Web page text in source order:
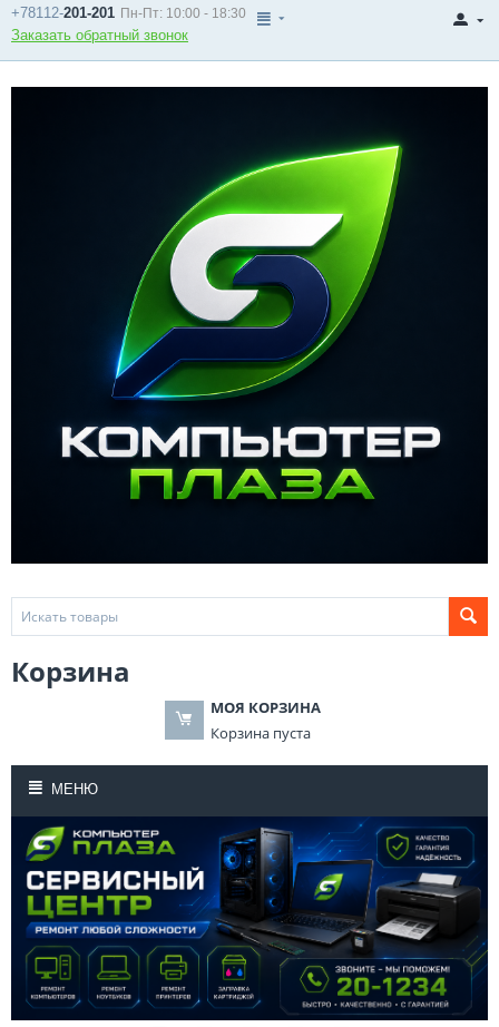
+78112-201-201 Пн-Пт: 10:00 - 18:30
Заказать обратный звонок
Корзина
МОЯ КОРЗИНА
Корзина пуста
МЕНЮ